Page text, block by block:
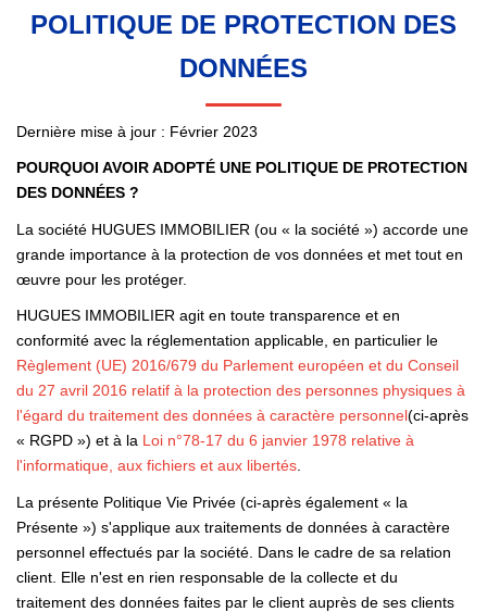
NOTRE AGENCE
CONTACT
EN
POLITIQUE DE PROTECTION DES
DONNÉES
Dernière mise à jour : Février 2023
POURQUOI AVOIR ADOPTÉ UNE POLITIQUE DE PROTECTION
DES DONNÉES ?
La société HUGUES IMMOBILIER (ou « la société ») accorde une
grande importance à la protection de vos données et met tout en
œuvre pour les protéger.
HUGUES IMMOBILIER agit en toute transparence et en
conformité avec la réglementation applicable, en particulier le
Règlement (UE) 2016/679 du Parlement européen et du Conseil
du 27 avril 2016 relatif à la protection des personnes physiques à
l'égard du traitement des données à caractère personnel(ci-après
« RGPD ») et à la Loi n°78-17 du 6 janvier 1978 relative à
l'informatique, aux fichiers et aux libertés
La présente Politique Vie Privée (ci-après également « la
Présente ») s'applique aux traitements de données à caractère
personnel effectués par la société. Dans le cadre de sa relation
client. Elle n'est en rien responsable de la collecte et du
traitement des données faites par le client auprès de ses clients